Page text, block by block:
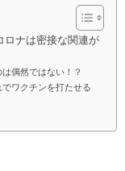
ロナは密接な関連が
偶然ではない！？
ワクチンを打たせる